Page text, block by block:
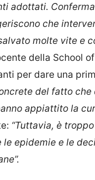
adottati.
che
molte vite e
della School
per dare una
del fatto che
appiattito la
“Tuttavia, è
epidemie e le